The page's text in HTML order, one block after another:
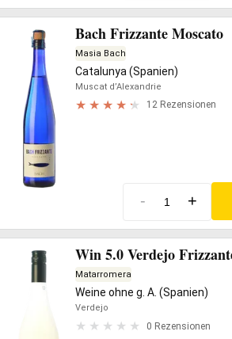
Bach Frizzante Moscato
Masia Bach
Catalunya (Spanien)
Muscat d’Alexandrie
12 Rezensionen
- +
Win 5.0 Verdejo
Matarromera
Weine ohne g. A. (Spanien)
Verdejo
0 Rezensionen